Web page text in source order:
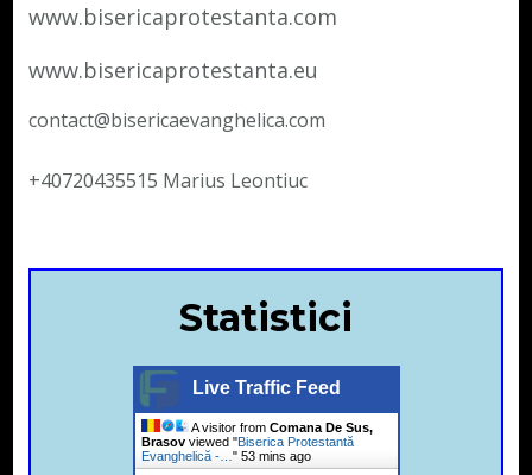
www.bisericaprotestanta.com
www.bisericaprotestanta.eu
contact@bisericaevanghelica.com
+40720435515 Marius Leontiuc
Statistici
Live Traffic Feed
A visitor from Comana De Sus,
Brasovviewed "Biserica Protestantă
Evanghelică -… " 53 mins ago